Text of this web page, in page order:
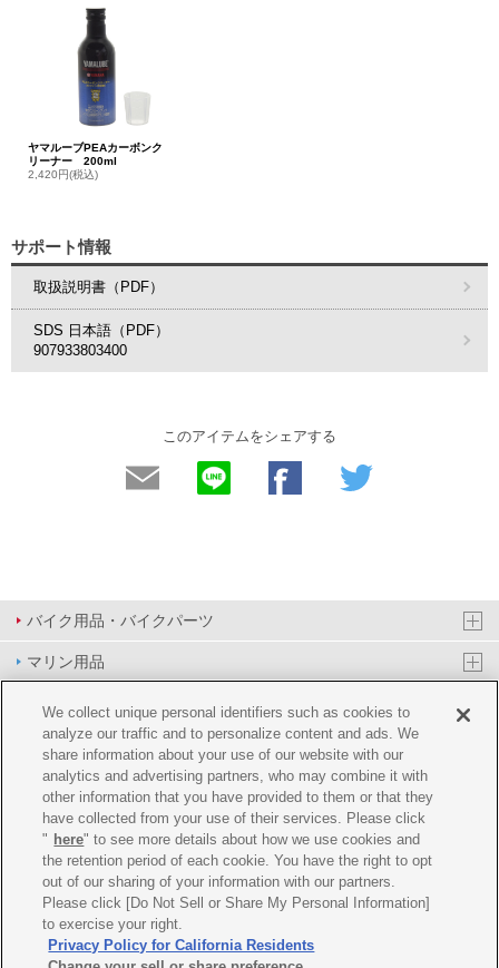
ヤマルーブPEAカーボンク
リーナー 200ml
2,420円(税込)
サポート情報
取扱説明書（PDF）
SDS 日本語（PDF）
907933803400
このアイテムをシェアする
バイク用品・バイクパーツ
マリン用品
PAS/YPJ用品
その他用品
イベント&エンターテイメント
オンラインショップ
企業情報
推薦環境 プライバシーポリシー
We collect unique personal identifiers such as cookies to
analyze our traffic and to personalize content and ads. We
share information about your use of our website with our
analytics and advertising partners, who may combine it with
other information that you have provided to them or that they
have collected from your use of their services. Please click
" here" to see more details about how we use cookies and
the retention period of each cookie. You have the right to opt
out of our sharing of your information with our partners.
Please click [Do Not Sell or Share My Personal Information]
to exercise your right.
Privacy Policy for California Residents